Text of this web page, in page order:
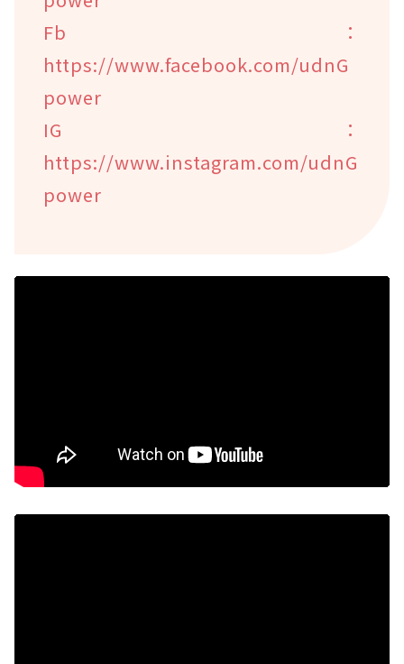
Fb：
https://www.facebook.com/udnG
power
IG：
https://www.instagram.com/udnG
power